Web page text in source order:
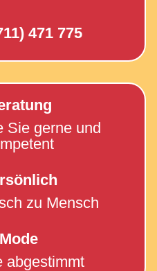
471 775
Sie gerne und
zu Mensch
Mode
abgestimmt